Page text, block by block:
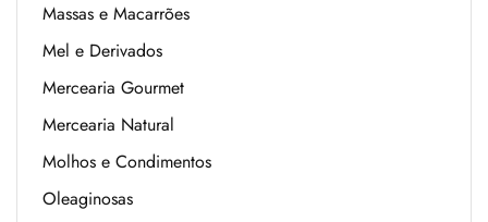
Massas e Macarrões
Mel e Derivados
Mercearia Gourmet
Mercearia Natural
Molhos e Condimentos
Oleaginosas